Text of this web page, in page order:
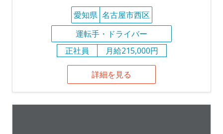
愛知県 名古屋市西区
運転手・ドライバー
正社員
月給215,000円
詳細を見る